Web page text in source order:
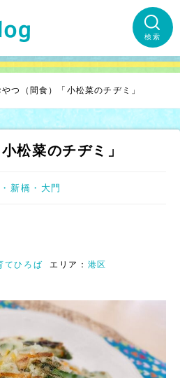
検索
やつ（間食）「小松菜のチヂミ」
松菜のチヂミ」
新橋・大門
てひろば エリア： 港区